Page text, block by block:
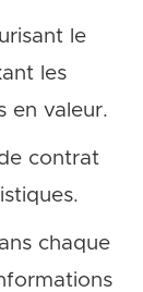
le
les
en valeur.
contrat
chaque